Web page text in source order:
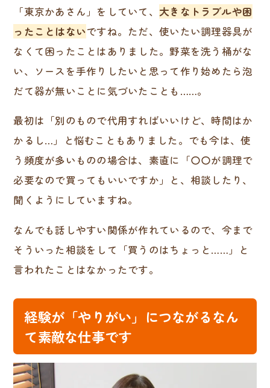
「東京かあさん」をしていて、 大きなトラブルや困
ったことはないですね。ただ、使いたい調理器具が
なくて困ったことはありました。野菜を洗う桶がな
い、ソースを手作りしたいと思って作り始めたら泡
だて器が無いことに気づいたことも……。
最初は「別のもので代用すればいいけど、時間はか
かるし…」と悩むこともありました。でも今は、使
う頻度が多いものの場合は、素直に「〇〇が調理で
必要なので買ってもいいですか」と、相談したり、
聞くようにしていますね。
なんでも話しやすい関係が作れているので、今まで
そういった相談をして「買うのはちょっと……」と
言われたことはなかったです。
経験が「やりがい」につながるなん
て素敵な仕事です